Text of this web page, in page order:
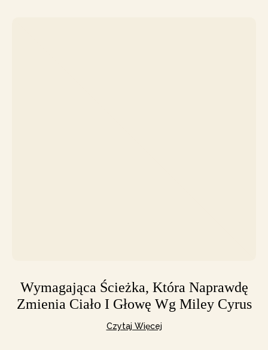
Wymagająca Ścieżka, Która Naprawdę
Zmienia Ciało I Głowę Wg Miley Cyrus
Czytaj Więcej